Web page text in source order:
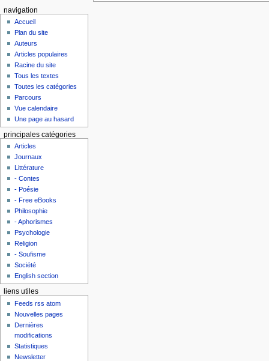
navigation
Accueil
Plan du site
Auteurs
Articles populaires
Racine du site
Tous les textes
Toutes les catégories
Parcours
Vue calendaire
Une page au hasard
principales catégories
Articles
Journaux
Littérature
- Contes
- Poésie
- Free eBooks
Philosophie
- Aphorismes
Psychologie
Religion
- Soufisme
Société
English section
liens utiles
Feeds rss atom
Nouvelles pages
Dernières
modifications
Statistiques
Newsletter